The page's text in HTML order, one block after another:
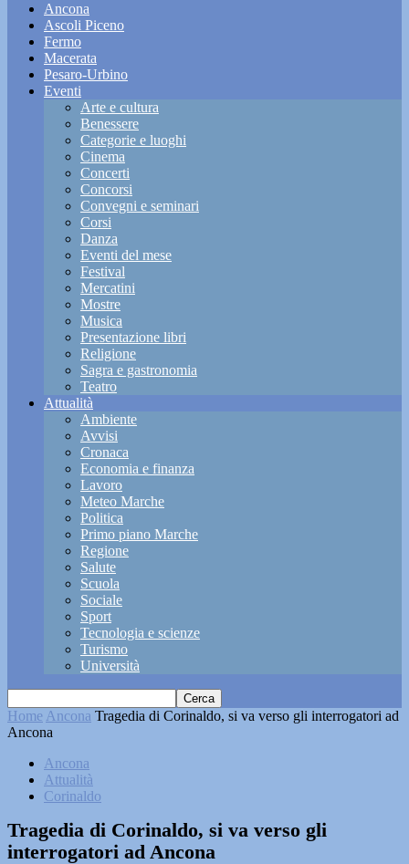
Ancona
Ascoli Piceno
Fermo
Macerata
Pesaro-Urbino
Eventi
Arte e cultura
Benessere
Categorie e luoghi
Cinema
Concerti
Concorsi
Convegni e seminari
Corsi
Danza
Eventi del mese
Festival
Mercatini
Mostre
Musica
Presentazione libri
Religione
Sagra e gastronomia
Teatro
Attualità
Ambiente
Avvisi
Cronaca
Economia e finanza
Lavoro
Meteo Marche
Politica
Primo piano Marche
Regione
Salute
Scuola
Sociale
Sport
Tecnologia e scienze
Turismo
Università
Home Ancona Tragedia di Corinaldo, si va verso gli interrogatori ad
Ancona
Ancona
Attualità
Corinaldo
Tragedia di Corinaldo, si va verso gli
interrogatori ad Ancona